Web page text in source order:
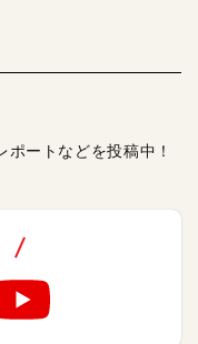
ートなどを投稿中！